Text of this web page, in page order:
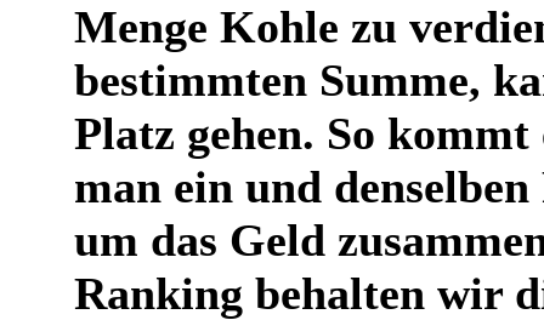
Menge Kohle zu
bestimmten Summe,
Platz gehen. So
man ein und
um das Geld
Ranking behalten wir